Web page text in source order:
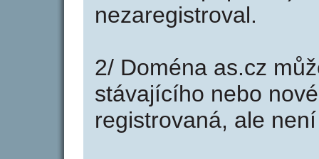
nezaregistroval.
2/ Doména as.cz
stávajícího nebo
registrovaná, ale